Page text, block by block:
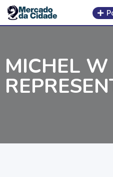
Pular
para
MICHEL W